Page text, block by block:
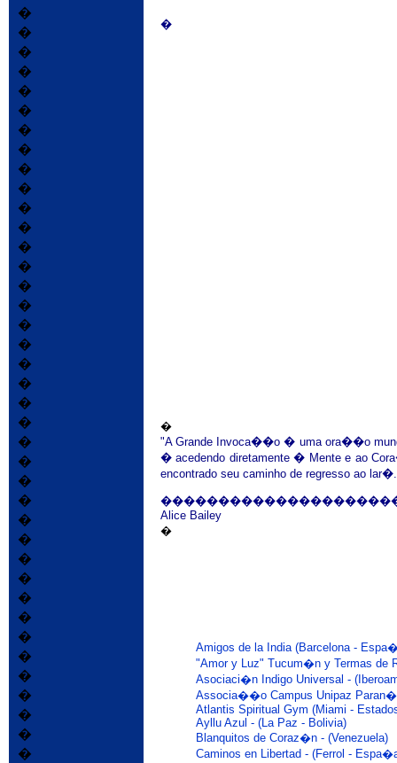
�
�
"A Grande Invoca��o � uma ora��o
� acedendo diretamente � Mente e ao
encontrado seu caminho de regresso ao lar�.
Alice Bailey
�
Amigos de la India (Barcelona -
"Amor y Luz" Tucum�n y Termas de
Asociaci�n Indigo Universal -
Associa��o Campus Unipaz Paran�
Atlantis Spiritual Gym (Miami -
Ayllu Azul - (La Paz - Bolivia)
Blanquitos de Coraz�n - (Venezuela)
Caminos en Libertad - (Ferrol -
�
�
�
�
�
�
�
�
�
�
�
�
�
�
�
�
�
�
�
�
�
�
�
�
�
�
�
�
�
�
�
�
�
�
�
�
�
�
�